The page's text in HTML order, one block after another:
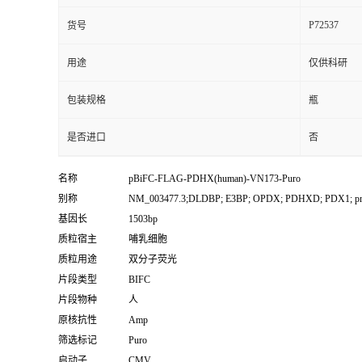
货号 P72537
用途 仅供科研
包装规格 瓶
是否进口 否
名称
pBiFC-FLAG-PDHX(human)-VN173-Puro
别称
NM_003477.3;DLDBP; E3BP; OPDX; PDHXD; PDX1;
基因长
1503bp
质粒宿主
哺乳细胞
质粒用途
双分子荧光
片段类型
BIFC
片段物种
人
原核抗性
Amp
筛选标记
Puro